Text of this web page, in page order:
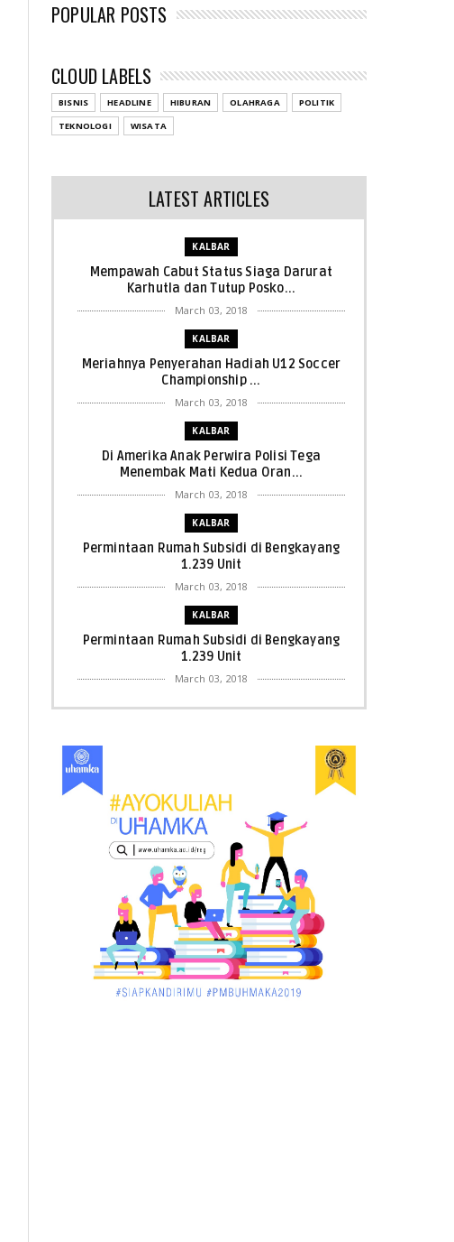
POPULAR POSTS
CLOUD LABELS
BISNIS HEADLINE HIBURAN OLAHRAGA
POLITIK
TEKNOLOGI
WISATA
LATEST ARTICLES
KALBAR
Mempawah Cabut Status Siaga Darurat
Karhutla dan Tutup Posko...
March 03, 2018
KALBAR
Meriahnya Penyerahan Hadiah U12 Soccer
Championship ...
March 03, 2018
KALBAR
Di Amerika Anak Perwira Polisi Tega
Menembak Mati Kedua Oran...
March 03, 2018
KALBAR
Permintaan Rumah Subsidi di Bengkayang
1.239 Unit
March 03, 2018
KALBAR
Permintaan Rumah Subsidi di Bengkayang
1.239 Unit
March 03, 2018
KALBAR
KALBAR
Orangutan Masuk ke Asrama Mahasiswi
STAI Al-Haudl Ketapang ....
March 02, 2018
KALBAR
Menelisik Pemadam Kebakaran Swasta di
Pontianak, Bukti ...
March 02, 2018
KALBAR